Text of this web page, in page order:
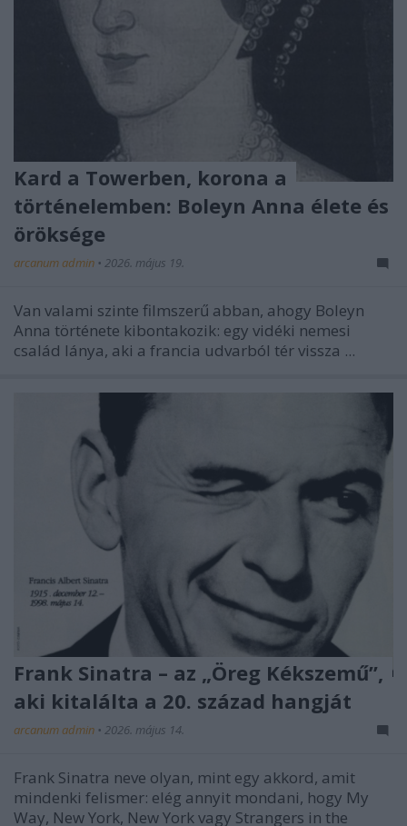
Kard a Towerben, korona a
történelemben: Boleyn Anna élete és
öröksége
arcanum admin • 2026. május 19.
Van valami szinte filmszerű abban, ahogy Boleyn
Anna története kibontakozik: egy vidéki nemesi
család lánya, aki a francia udvarból tér vissza ...
Frank Sinatra – az „Öreg Kékszemű”,
aki kitalálta a 20. század hangját
arcanum admin • 2026. május 14.
Frank Sinatra neve olyan, mint egy akkord, amit
mindenki felismer: elég annyit mondani, hogy My
Way, New York, New York vagy Strangers in the